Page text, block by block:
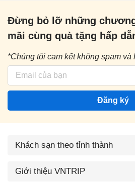
Đừng bỏ lỡ những
mãi cùng quà tặng hấp
*Chúng tôi cam kết không spam và
Đăng ký
Khách sạn theo tỉnh thành
Giới thiệu VNTRIP